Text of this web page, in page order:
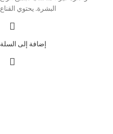
البشرة. يحتوي القناع
إضافة إلى السلة